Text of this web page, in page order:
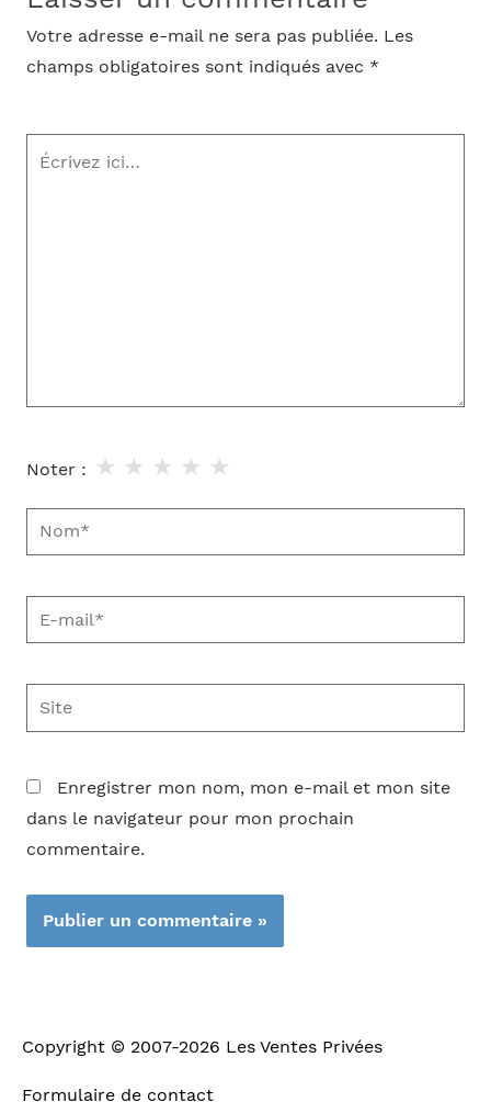
Votre adresse e-mail ne sera pas publiée. Les
champs obligatoires sont indiqués avec *
Écrivez
Noter : ★
★
★
★
★
Nom*
E-
mail*
Site
Enregistrer mon nom, mon e-mail et mon site
dans le navigateur pour mon prochain
commentaire.
Copyright © 2007-2026 Les Ventes Privées
Formulaire de contact